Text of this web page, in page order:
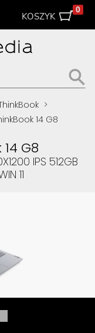
KOSZYK
0
>
14 G8
G8
IPS 512GB
11